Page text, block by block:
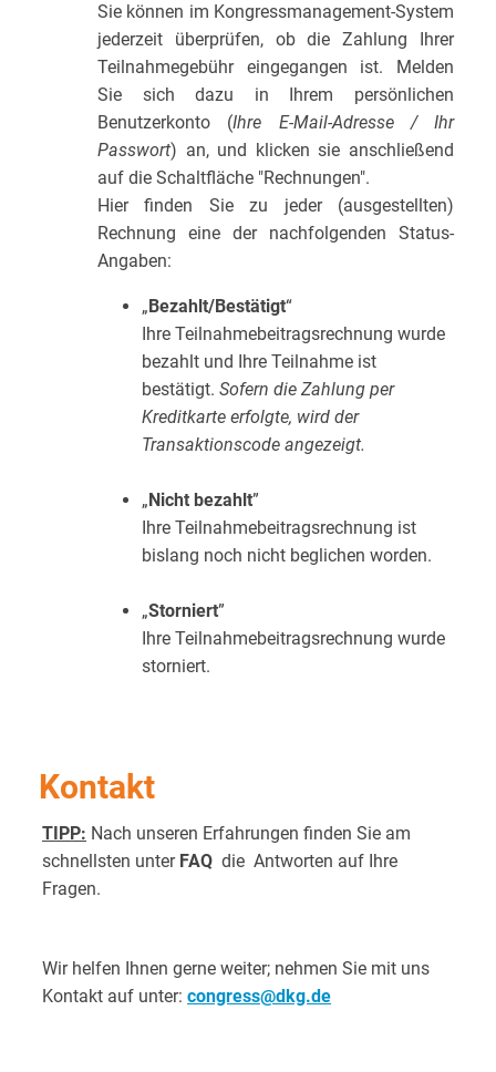
Sie können im Kongressmanagement-System
jederzeit überprüfen, ob die Zahlung Ihrer
Teilnahmegebühr eingegangen ist. Melden
Sie sich dazu in Ihrem persönlichen
Benutzerkonto (Ihre E-Mail-Adresse / Ihr
Passwort) an, und klicken sie anschließend
auf die Schaltfläche "Rechnungen".
Hier finden Sie zu jeder (ausgestellten)
Rechnung eine der nachfolgenden Status-
Angaben:
„Bezahlt/Bestätigt“
Ihre Teilnahmebeitragsrechnung wurde
bezahlt und Ihre Teilnahme ist
bestätigt. Sofern die Zahlung per
Kreditkarte erfolgte, wird der
Transaktionscode angezeigt.
„Nicht bezahlt”
Ihre Teilnahmebeitragsrechnung ist
bislang noch nicht beglichen worden.
„Storniert”
Ihre Teilnahmebeitragsrechnung wurde
storniert.
Kontakt
TIPP: Nach unseren Erfahrungen finden Sie am
schnellsten unterFAQ die Antworten auf Ihre
Fragen.
Wir helfen Ihnen gerne weiter; nehmen Sie mit uns
Kontakt auf unter: congress@dkg.de